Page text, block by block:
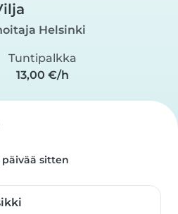
Helsinki
Tuntipalkka
13,00 €/h
päivää sitten